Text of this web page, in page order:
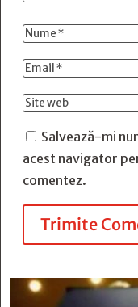
Salvează-mi
acest navigator
comentez.
Trimite